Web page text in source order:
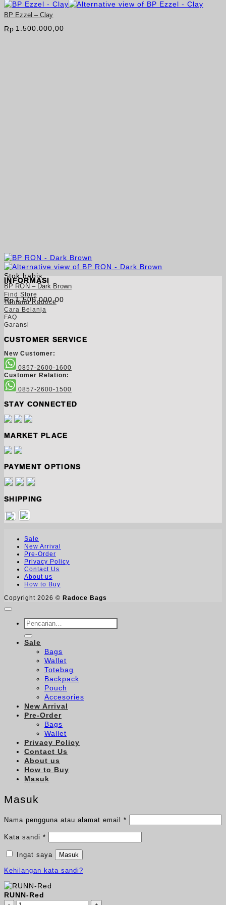
BP Ezzel – Clay
Rp 1.500.000,00
Stok habis
BP RON – Dark Brown
Rp1.500.000,00
INFORMASI
Find Store
Tentang Radoce
Cara Belanja
FAQ
Garansi
CUSTOMER SERVICE
New Customer:
0857-2600-1600
Customer Relation:
0857-2600-1500
STAY CONNECTED
MARKET PLACE
PAYMENT OPTIONS
SHIPPING
Sale
New Arrival
Pre-Order
Privacy Policy
Contact Us
About us
How to Buy
Copyright 2026 © Radoce Bags
Pencarian
untuk:
Sale
Bags
Wallet
Totebag
Backpack
Pouch
Accesories
New Arrival
Pre-Order
Bags
Wallet
Privacy Policy
Contact Us
About us
How to Buy
Masuk
Masuk
Nama pengguna atau alamat email *
Kata sandi *
Ingat saya Masuk
Kehilangan kata sandi?
RUNN-Red